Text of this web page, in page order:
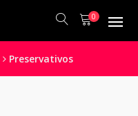
0
Preservativos